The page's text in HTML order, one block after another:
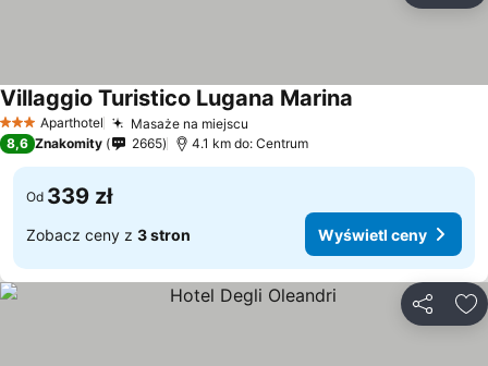
3 KategoriaAparthotel Masaże na miejscu
Villaggio Turistico Lugana Marina
8,6 Znakomity 2665 4.1 km do: Centrum
Od 339 zł
Zobacz ceny z 3 stron Wyświetl ceny